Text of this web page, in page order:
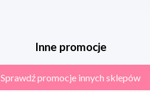
Inne promocje
Sprawdź promocje innych sklepów